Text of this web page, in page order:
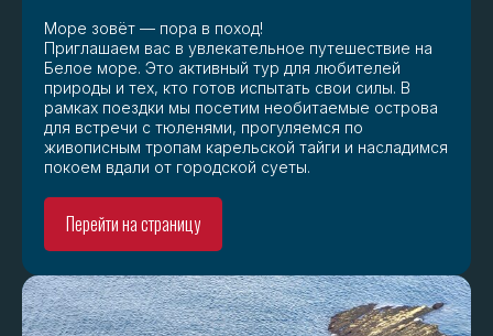
Море зовёт — пора в поход!
Приглашаем вас в увлекательное путешествие на
Белое море. Это активный тур для любителей
природы и тех, кто готов испытать свои силы. В
рамках поездки мы посетим необитаемые острова
для встречи с тюленями, прогуляемся по
живописным тропам карельской тайги и насладимся
покоем вдали от городской суеты.
Перейти на страницу